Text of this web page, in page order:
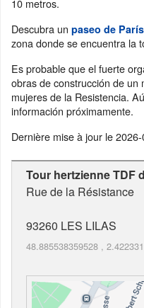
10 metros.
Descubra un paseo de
zona donde se encuentra la
Es probable que el fuerte
obras de construcción de un
mujeres de la Resistencia.
información próximamente.
Dernière mise à jour le
Tour hertzienne TDF
Rue de la Résistance
93260 LES LILAS
48.885538359528 ,